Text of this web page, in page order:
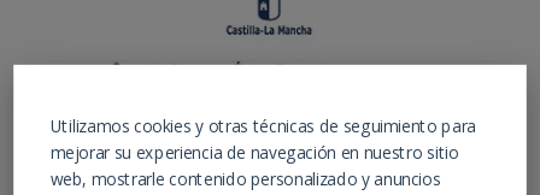
Utilizamos cookies y otras técnicas de seguimiento para
mejorar su experiencia de navegación en nuestro sitio
web, mostrarle contenido personalizado y anuncios